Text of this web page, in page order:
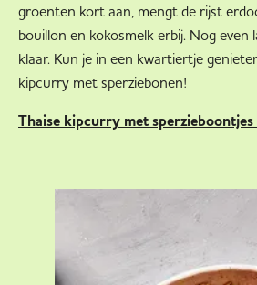
groenten kort aan, mengt de rijst
bouillon en kokosmelk erbij. Nog
klaar. Kun je in een kwartiertje
kipcurry met sperziebonen!
Thaise kipcurry met sperzieboontjes